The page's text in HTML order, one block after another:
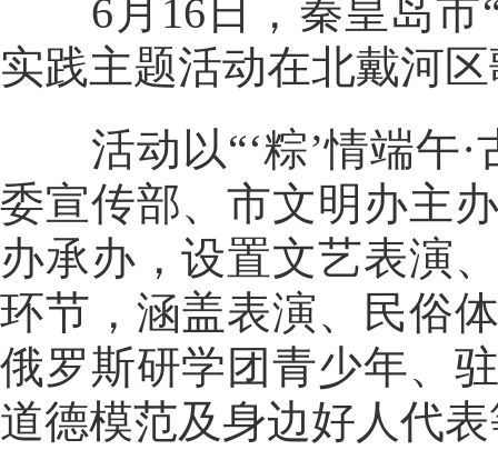
6月16日，秦皇岛市“
实践主题活动在北戴河
活动以“‘粽’情端午·
委宣传部、市文明办主
办承办，设置文艺表演
环节，涵盖表演、民俗
俄罗斯研学团青少年、
道德模范及身边好人代